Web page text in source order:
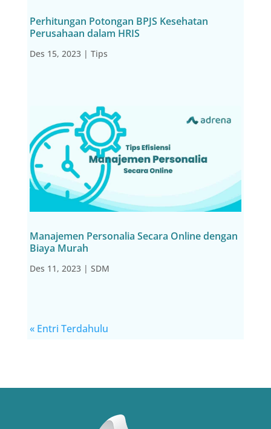
Perhitungan Potongan BPJS Kesehatan
Perusahaan dalam HRIS
Des 15, 2023 |Tips
Manajemen Personalia Secara Online dengan
Biaya Murah
Des 11, 2023 |SDM
« Entri Terdahulu